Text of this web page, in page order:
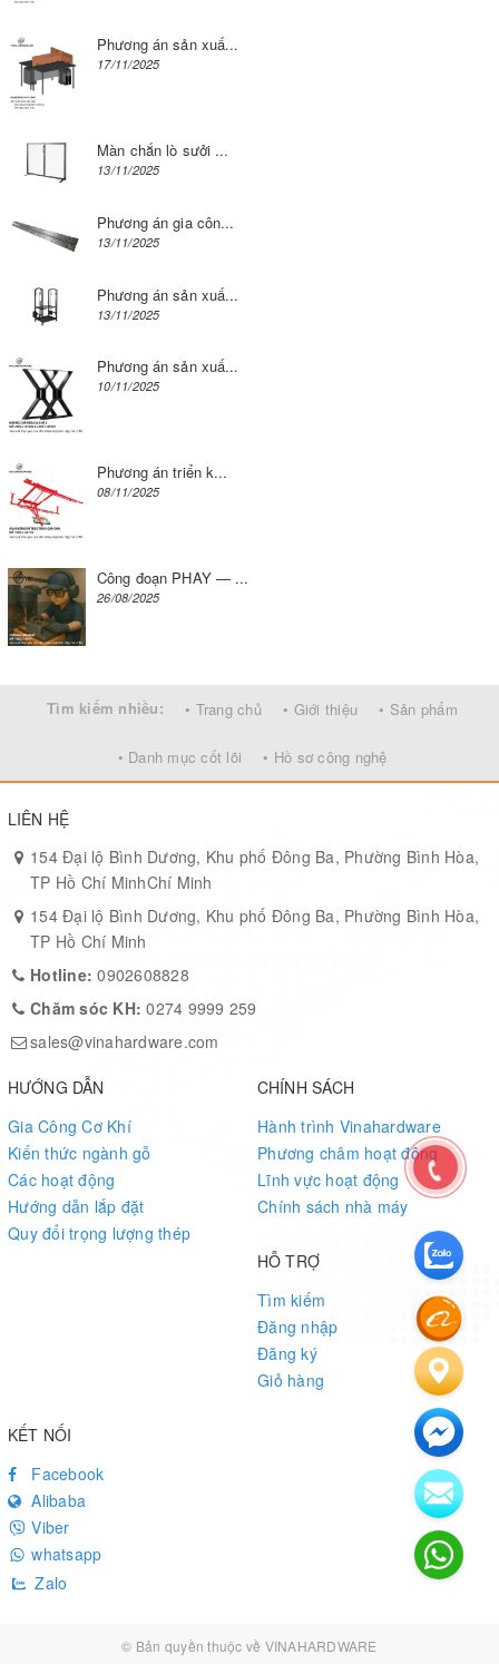
Phương án sản xuấ...
17/11/2025
Màn chắn lò sưởi ...
13/11/2025
Phương án gia côn...
13/11/2025
Phương án sản xuấ...
13/11/2025
Phương án sản xuấ...
10/11/2025
Phương án triển k...
08/11/2025
Công đoạn PHAY — ...
26/08/2025
Tìm kiếm nhiều: • Trang chủ • Giới thiệu • Sản phẩm
• Danh mục cốt lõi • Hồ sơ công nghệ
LIÊN HỆ
154 Đại lộ Bình Dương, Khu phố Đông Ba, Phường Bình Hòa,
TP Hồ Chí MinhChí Minh
154 Đại lộ Bình Dương, Khu phố Đông Ba, Phường Bình Hòa,
TP Hồ Chí Minh
Hotline:0902608828
Chăm sóc KH:0274 9999 259
sales@vinahardware.com
HƯỚNG DẪN
Gia Công Cơ Khí
Kiến thức ngành gỗ
Các hoạt động
Hướng dẫn lắp đặt
Quy đổi trọng lượng thép
CHÍNH SÁCH
Hành trình Vinahardware
Phương châm hoạt động
Lĩnh vực hoạt động
Chính sách nhà máy
HỖ TRỢ
Tìm kiếm
Đăng nhập
Đăng ký
Giỏ hàng
KẾT NỐI
Facebook
Alibaba
Viber
whatsapp
Zalo
© Bản quyền thuộc về VINAHARDWARE